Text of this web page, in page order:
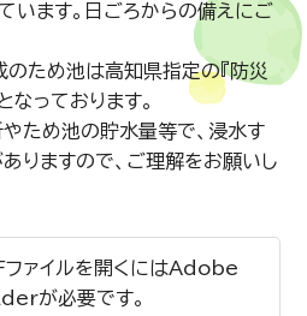
います。日ごろからの備えにご
のため池は高知県指定の『防災
なっております。
ため池の貯水量等で、浸水す
りますので、ご理解をお願いし
ファイルを開くにはAdobe
が必要です。